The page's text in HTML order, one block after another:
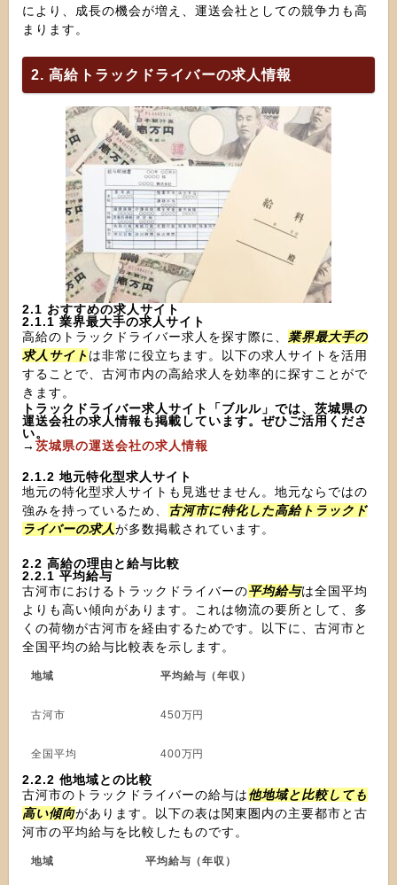
により、成長の機会が増え、運送会社としての競争力も高
まります。
2. 高給トラックドライバーの求人情報
2.1 おすすめの求人サイト
2.1.1 業界最大手の求人サイト
高給のトラックドライバー求人を探す際に、 業界最大手の
求人サイト は非常に役立ちます。以下の求人サイトを活用
することで、古河市内の高給求人を効率的に探すことがで
きます。
トラックドライバー求人サイト「ブルル」では、茨城県の
運送会社の求人情報も掲載しています。ぜひご活用くださ
い。
→ 茨城県の運送会社の求人情報
2.1.2 地元特化型求人サイト
地元の特化型求人サイトも見逃せません。地元ならではの
強みを持っているため、
古河市に特化した高給トラックド
ライバーの求人が多数掲載されています。
2.2 高給の理由と給与比較
2.2.1 平均給与
古河市におけるトラックドライバーの平均給与は全国平均
よりも高い傾向があります。これは物流の要所として、多
くの荷物が古河市を経由するためです。以下に、古河市と
全国平均の給与比較表を示します。
地域 平均給与（年収）
古河市 450万円
全国平均 400万円
2.2.2 他地域との比較
古河市のトラックドライバーの給与は他地域と比較しても
高い傾向があります。以下の表は関東圏内の主要都市と古
河市の平均給与を比較したものです。
地域 平均給与（年収）